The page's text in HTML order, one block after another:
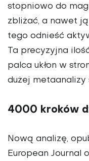
stopniowo do
zbliżać, a nawet
tego odnieść
Ta precyzyjna
palca ukłon w
dużej metaanalizy
4000 kroków
Nową analizę,
European Journal